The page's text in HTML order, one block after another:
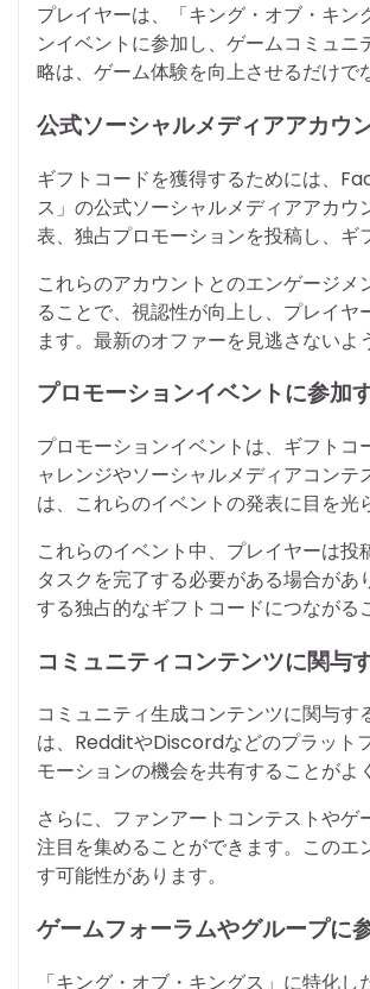
プレイヤーは、「キング・オブ・キ
ンイベントに参加し、ゲームコミュ
略は、ゲーム体験を向上させるだけで
公式ソーシャルメディアアカウ
ギフトコードを獲得するためには、
ス」の公式ソーシャルメディアアカ
表、独占プロモーションを投稿し、ギ
これらのアカウントとのエンゲージ
ることで、視認性が向上し、プレイ
ます。最新のオファーを見逃さないよ
プロモーションイベントに参加
プロモーションイベントは、ギフト
ャレンジやソーシャルメディアコン
は、これらのイベントの発表に目を光
これらのイベント中、プレイヤーは
タスクを完了する必要がある場合が
する独占的なギフトコードにつながる
コミュニティコンテンツに関与
コミュニティ生成コンテンツに関与
は、RedditやDiscordなどのプラット
モーションの機会を共有することがよ
さらに、ファンアートコンテストや
注目を集めることができます。この
す可能性があります。
ゲームフォーラムやグループに
「キング・オブ・キングス」に特化